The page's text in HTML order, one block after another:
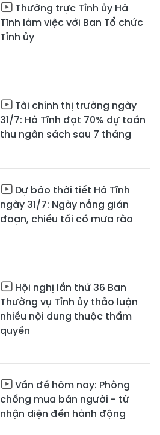
Thường trực Tỉnh ủy Hà
Tĩnh làm việc với Ban Tổ chức
Tỉnh ủy
Tài chính thị trường ngày
31/7: Hà Tĩnh đạt 70% dự toán
thu ngân sách sau 7 tháng
Dự báo thời tiết Hà Tĩnh
ngày 31/7: Ngày nắng gián
đoạn, chiều tối có mưa rào
Hội nghị lần thứ 36 Ban
Thường vụ Tỉnh ủy thảo luận
nhiều nội dung thuộc thẩm
quyền
Vấn đề hôm nay: Phòng
chống mua bán người - từ
nhận diện đến hành động